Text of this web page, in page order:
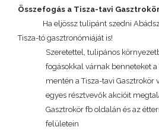
Összefogás a Tisza-tavi
Ha eljössz tulipánt szedni
Tisza-tó gasztronómiáját is!
Szeretettel, tulipános
fogásokkal várnak benneteket
mentén a Tisza-tavi Gasztrokör
egyes résztvevők akcióit
Gasztrokör fb oldalán és az
felületein